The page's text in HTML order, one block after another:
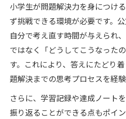
小学生が問題解決力を身につけ
ず挑戦できる環境が必要です。
自分で考え直す時間が与えられ
ではなく「どうしてこうなった
す。これにより、答えにたどり
題解決までの思考プロセスを経験
さらに、学習記録や達成ノート
振り返ることができる点もポイ